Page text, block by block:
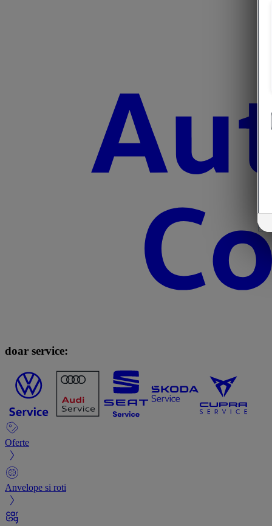
doar service:
Oferte
Anvelope si roti